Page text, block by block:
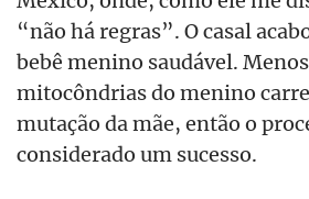
“não há regras”. O casal
bebê menino saudável.
mitocôndrias do menino
mutação da mãe, então o
considerado um sucesso.